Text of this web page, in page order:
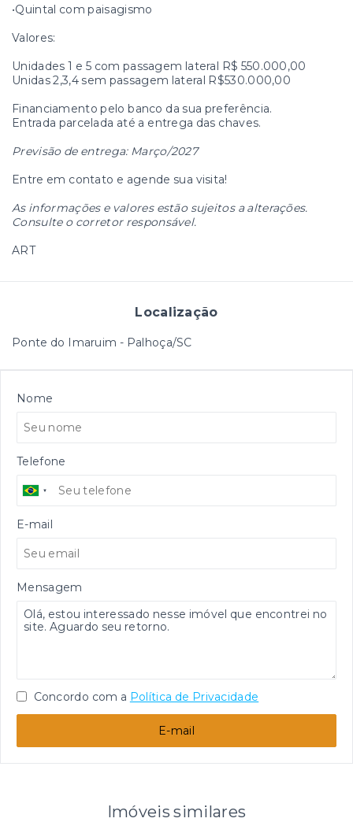
•Quintal com paisagismo
Valores:
Unidades 1 e 5 com passagem lateral R$ 550.000,00
Unidas 2,3,4 sem passagem lateral R$530.000,00
Financiamento pelo banco da sua preferência.
Entrada parcelada até a entrega das chaves.
Previsão de entrega: Março/2027
Entre em contato e agende sua visita!
As informações e valores estão sujeitos a alterações.
Consulte o corretor responsável.
ART
Localização
Ponte do Imaruim - Palhoça/SC
Nome
Telefone
E-mail
Mensagem
Concordo com a Política de Privacidade
E-mail
Imóveis similares